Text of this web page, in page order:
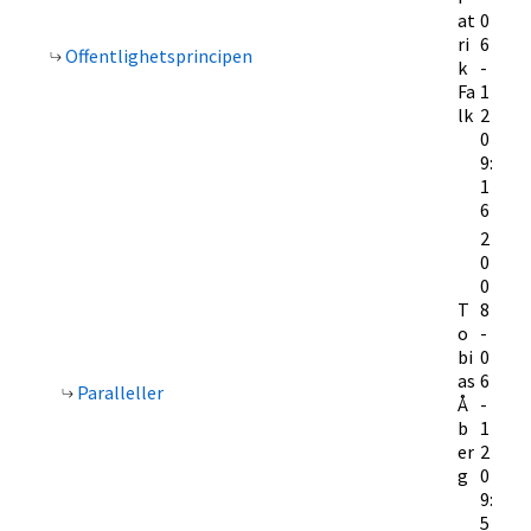
Offentlighetsprincipen
at
ri
k
Fa
lk
0
6
-
1
2
0
9:
1
6
Paralleller
T
o
bi
as
Å
b
er
g
2
0
0
8
-
0
6
-
1
2
0
9:
5